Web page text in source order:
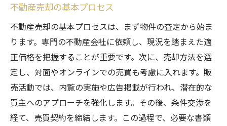
過去の売却データを分析する方法
地域ごとの需給バランス
市場動向に即した売却戦略
専門家の意見を参考にする
適切な価格設定で沖縄県での不動産売却を効率
化する方法
不動産売却の基本プロセス
不動産売却の基本プロセスは、まず物件の査定から始ま
ります。専門の不動産会社に依頼し、現況を踏まえた適
正価格を把握することが重要です。次に、売却方法を選
定し、対面やオンラインでの売買も考慮に入れます。販
売活動では、内覧の実施や広告掲載が行われ、潜在的な
買主へのアプローチを強化します。その後、条件交渉を
経て、売買契約を締結します。この過程で、必要な書類